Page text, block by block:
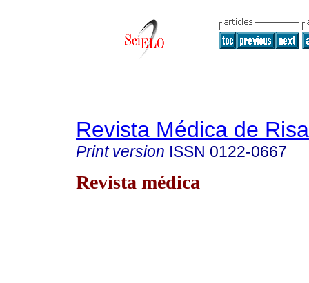
Revista Médica de
Print version ISSN 0122-0667
Revista médica